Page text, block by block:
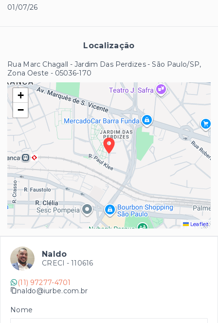
01/07/26
Localização
Rua Marc Chagall - Jardim Das Perdizes - São Paulo/SP,
Zona Oeste - 05036-170
+
−
Leaflet
Naldo
CRECI - 110616
(11) 97277-4701
naldo@iurbe.com.br
Nome